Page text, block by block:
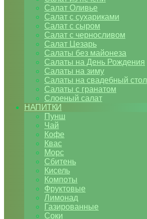
Салат Оливье
Салат с сухариками
Салат с сыром
Салат с черносливом
Салат Цезарь
Салаты без майонеза
Салаты на День Рождения
Салаты на зиму
Салаты на свадебный стол
Салаты с гранатом
Слоеный салат
НАПИТКИ
Пунш
Чай
Кофе
Квас
Морс
Сбитень
Кисель
Компоты
Фруктовые
Лимонад
Газированные
Соки